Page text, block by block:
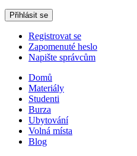
Registrovat se
Zapomenuté heslo
Napište správcům
Domů
Materiály
Studenti
Burza
Ubytování
Volná místa
Blog